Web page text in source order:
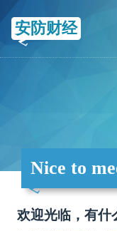
安防财经
Nice to
欢迎光临，有什